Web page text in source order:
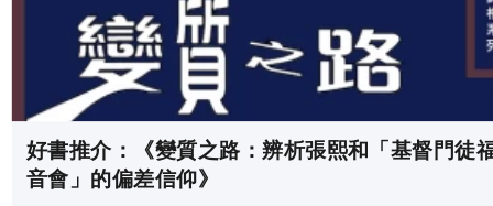
好書推介：《變質之路：辨析張熙和「基督門徒
音會」的偏差信仰》